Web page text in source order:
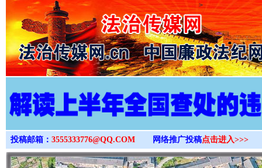
>
投稿邮箱： 3555333776@QQ.COM 网络推广投稿点击进入>>>